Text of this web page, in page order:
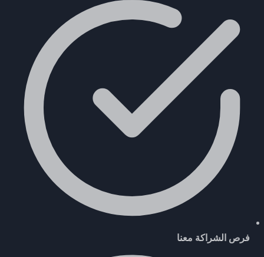
فرص الشراكة معنا